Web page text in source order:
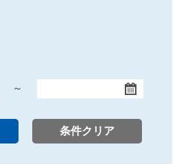
～
終了日